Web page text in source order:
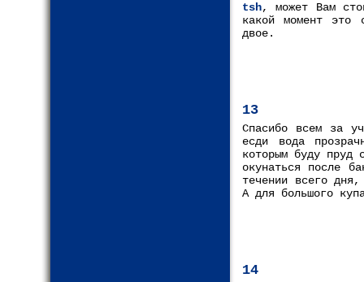
tsh, может Вам
какой момент это
двое.
13
Спасибо всем за
есди вода
которым буду пруд
окунаться после
течении всего
А для большого
14